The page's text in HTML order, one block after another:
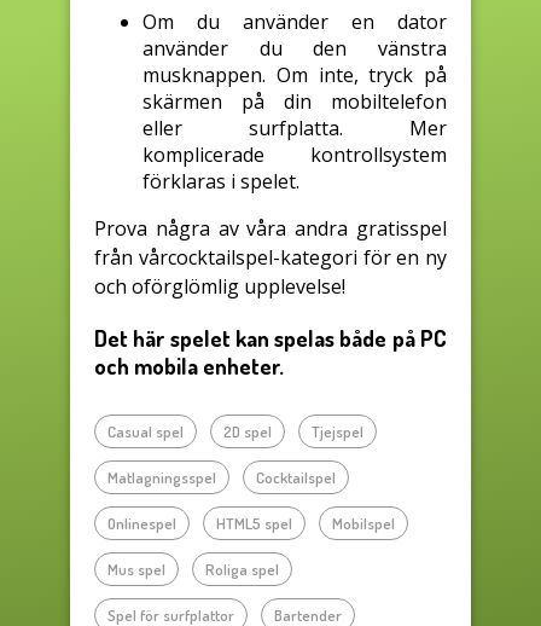
Om du använder en dator
använder du den vänstra
musknappen. Om inte, tryck på
skärmen på din mobiltelefon
eller surfplatta. Mer
komplicerade kontrollsystem
förklaras i spelet.
Prova några av våra andra gratisspel
från vårcocktailspel-kategori för en ny
och oförglömlig upplevelse!
Det här spelet kan spelas både på PC
och mobila enheter.
Casual spel 2D spel Tjejspel
Matlagningsspel Cocktailspel
Onlinespel HTML5 spel Mobilspel
Mus spel Roliga spel
Spel för surfplattor Bartender